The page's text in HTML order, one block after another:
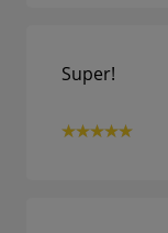
Super!